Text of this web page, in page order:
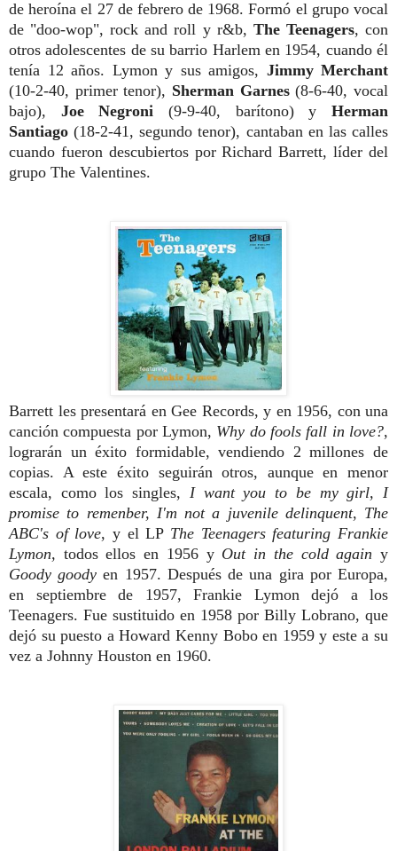
de heroína el 27 de febrero de 1968. Formó el grupo vocal
de "doo-wop", rock and roll y r&b, The Teenagers, con
otros adolescentes de su barrio Harlem en 1954, cuando él
tenía 12 años. Lymon y sus amigos, Jimmy Merchant
(10-2-40, primer tenor), Sherman Garnes(8-6-40, vocal
bajo), Joe Negroni (9-9-40, barítono) yHerman
Santiago (18-2-41, segundo tenor), cantaban en las calles
cuando fueron descubiertos por Richard Barrett, líder del
grupo The Valentines.
Barrett les presentará en Gee Records, y en 1956, con una
canción compuesta por Lymon, Why do fools fall in love?,
lograrán un éxito formidable, vendiendo 2 millones de
copias. A este éxito seguirán otros, aunque en menor
escala, como los singles, I want you to be my girl, I
promise to remenber, I'm not a juvenile delinquent, The
ABC's of love, y el LP The Teenagers featuring Frankie
Lymon, todos ellos en 1956 y Out in the cold againy
Goody goodyen 1957. Después de una gira por Europa,
en septiembre de 1957, Frankie Lymon dejó a los
Teenagers. Fue sustituido en 1958 por Billy Lobrano, que
dejó su puesto a Howard Kenny Bobo en 1959 y este a su
vez a Johnny Houston en 1960.